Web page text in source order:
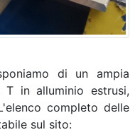
di un ampia
in alluminio estrusi,
completo delle
sul sito: